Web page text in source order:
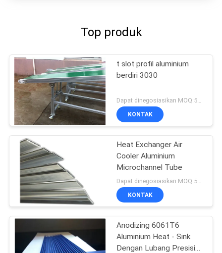
Top produk
t slot profil aluminium
berdiri 3030
KONTAK
Heat Exchanger Air
Cooler Aluminium
Microchannel Tube
KONTAK
Anodizing 6061T6
Aluminium Heat - Sink
Dengan Lubang Presisi